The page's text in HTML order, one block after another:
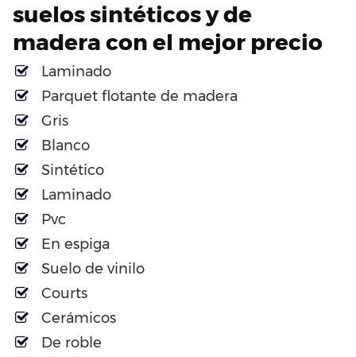
suelos sintéticos y de
madera con el mejor precio
Laminado
Parquet flotante de madera
Gris
Blanco
Sintético
Laminado
Pvc
En espiga
Suelo de vinilo
Courts
Cerámicos
De roble